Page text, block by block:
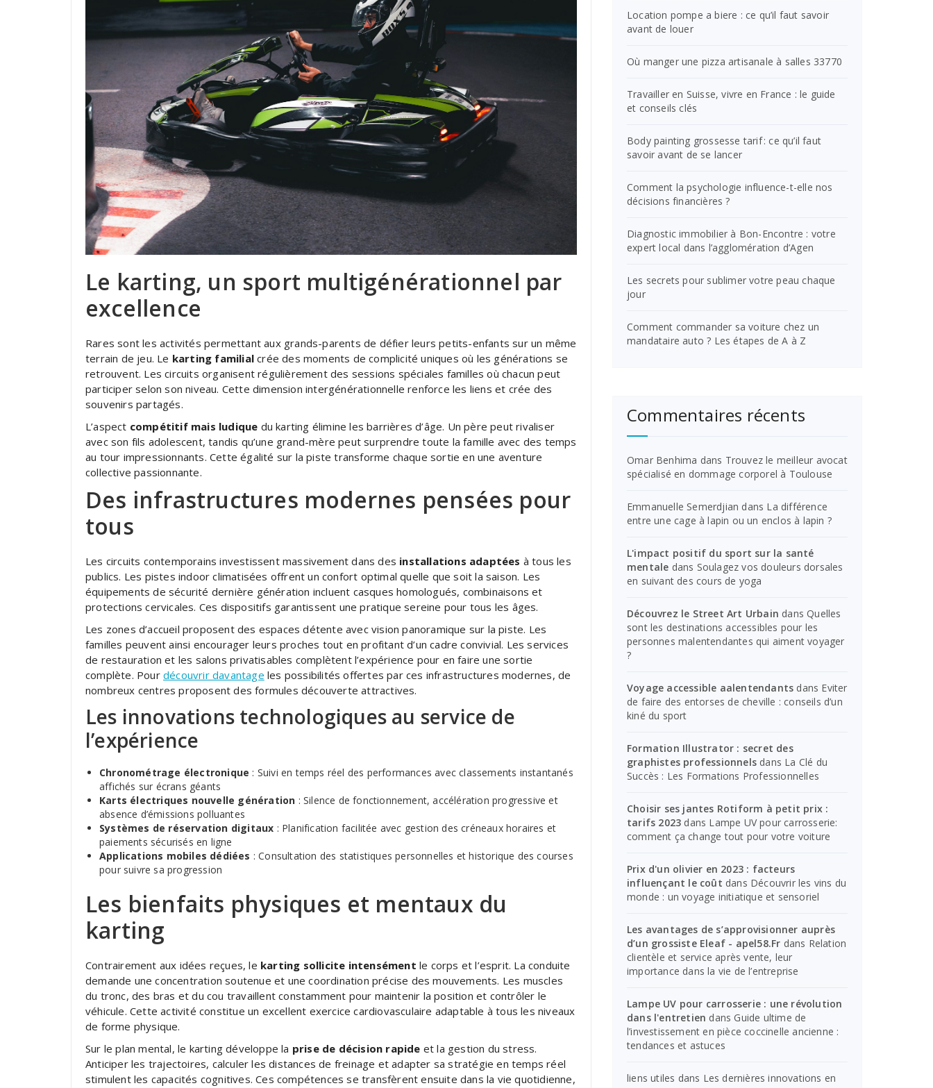
Le karting, un sport multigénérationnel par
excellence
Rares sont les activités permettant aux grands-parents de défier leurs petits-enfants sur un même
terrain de jeu. Le karting familial crée des moments de complicité uniques où les générations se
retrouvent. Les circuits organisent régulièrement des sessions spéciales familles où chacun peut
participer selon son niveau. Cette dimension intergénérationnelle renforce les liens et crée des
souvenirs partagés.
L’aspect compétitif mais ludique du karting élimine les barrières d’âge. Un père peut rivaliser
avec son fils adolescent, tandis qu’une grand-mère peut surprendre toute la famille avec des temps
au tour impressionnants. Cette égalité sur la piste transforme chaque sortie en une aventure
collective passionnante.
Des infrastructures modernes pensées pour
tous
Les circuits contemporains investissent massivement dans des installations adaptées à tous les
publics. Les pistes indoor climatisées offrent un confort optimal quelle que soit la saison. Les
équipements de sécurité dernière génération incluent casques homologués, combinaisons et
protections cervicales. Ces dispositifs garantissent une pratique sereine pour tous les âges.
Les zones d’accueil proposent des espaces détente avec vision panoramique sur la piste. Les
familles peuvent ainsi encourager leurs proches tout en profitant d’un cadre convivial. Les services
de restauration et les salons privatisables complètent l’expérience pour en faire une sortie
complète. Pour découvrir davantage les possibilités offertes par ces infrastructures modernes, de
nombreux centres proposent des formules découverte attractives.
Les innovations technologiques au service de
l’expérience
Chronométrage électronique : Suivi en temps réel des performances avec classements instantanés
affichés sur écrans géants
Karts électriques nouvelle génération : Silence de fonctionnement, accélération progressive et
absence d’émissions polluantes
Systèmes de réservation digitaux : Planification facilitée avec gestion des créneaux horaires et
paiements sécurisés en ligne
Applications mobiles dédiées : Consultation des statistiques personnelles et historique des courses
pour suivre sa progression
Les bienfaits physiques et mentaux du
karting
Contrairement aux idées reçues, le karting sollicite intensément le corps et l’esprit. La conduite
demande une concentration soutenue et une coordination précise des mouvements. Les muscles
du tronc, des bras et du cou travaillent constamment pour maintenir la position et contrôler le
véhicule. Cette activité constitue un excellent exercice cardiovasculaire adaptable à tous les niveaux
de forme physique.
Sur le plan mental, le karting développe la prise de décision rapide et la gestion du stress.
Anticiper les trajectoires, calculer les distances de freinage et adapter sa stratégie en temps réel
stimulent les capacités cognitives. Ces compétences se transfèrent ensuite dans la vie quotidienne,
Location pompe a biere : ce qu’il faut savoir
avant de louer
Où manger une pizza artisanale à salles 33770
Travailler en Suisse, vivre en France : le guide
et conseils clés
Body painting grossesse tarif : ce qu’il faut
savoir avant de se lancer
Comment la psychologie influence-t-elle nos
décisions financières ?
Diagnostic immobilier à Bon-Encontre : votre
expert local dans l’agglomération d’Agen
Les secrets pour sublimer votre peau chaque
jour
Comment commander sa voiture chez un
mandataire auto ? Les étapes de A à Z
Commentaires récents
Omar Benhima dans Trouvez le meilleur avocat
spécialisé en dommage corporel à Toulouse
Emmanuelle Semerdjian dans La différence
entre une cage à lapin ou un enclos à lapin ?
L'impact positif du sport sur la santé
mentale dans Soulagez vos douleurs dorsales
en suivant des cours de yoga
Découvrez le Street Art Urbain dansQuelles
sont les destinations accessibles pour les
personnes malentendantes qui aiment voyager
?
Voyage accessible aalentendants dans Eviter
de faire des entorses de cheville : conseils d’un
kiné du sport
Formation Illustrator : secret des
graphistes professionnels dans La Clé du
Succès : Les Formations Professionnelles
Choisir ses jantes Rotiform à petit prix :
tarifs 2023 dans Lampe UV pour carrosserie:
comment ça change tout pour votre voiture
Prix d'un olivier en 2023 : facteurs
influençant le coût dans Découvrir les vins du
monde : un voyage initiatique et sensoriel
Les avantages de s’approvisionner auprès
d’un grossiste Eleaf - apel58.Fr dans Relation
clientèle et service après vente, leur
importance dans la vie de l’entreprise
Lampe UV pour carrosserie : une révolution
dans l'entretien dans Guide ultime de
l’investissement en pièce coccinelle ancienne :
tendances et astuces
liens utiles dans Les dernières innovations en